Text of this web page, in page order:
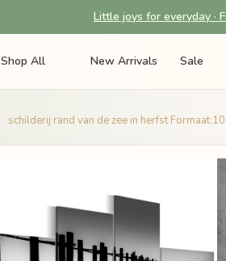
Little joys for everyday ·
Shop All New Arrivals Sale
schilderij rand van de zee in herfst